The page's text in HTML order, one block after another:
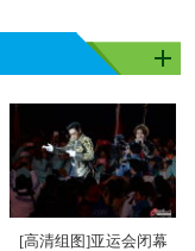
[高清组图]亚运会闭幕